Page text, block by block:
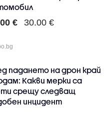
€ 30.00 €
падането на дрон край
Какви мерки са
срещу следващ
инцидент